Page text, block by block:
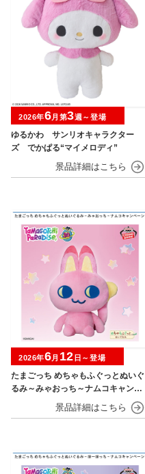
ゆるかわ サンリオキャラクター
ズ でかぱる“マイメロディ”
2026年6月第3週～登場
たまごっち めちゃもふぐっとぬいぐ
るみ～みゃおっち～ナムコキャンペ
2026年6月 12 日～登場